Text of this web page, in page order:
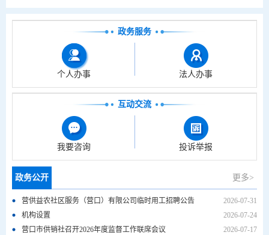
政务服务
个人办事 法人办事
互动交流
我要咨询 投诉举报
政务公开 更多>
营供益农社区服务（营口）有限公司临时用工招聘公告
2026-07-31
机构设置
2026-07-24
营口市供销社召开2026年度监督工作联席会议
2026-07-17